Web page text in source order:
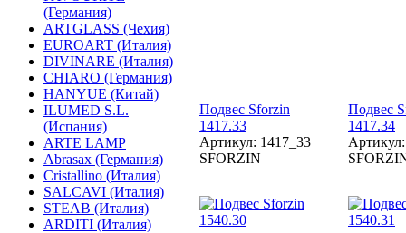
(Германия)
ARTGLASS (Чехия)
EUROART (Италия)
DIVINARE (Италия)
CHIARO (Германия)
HANYUE (Китай)
ILUMED S.L.
(Испания)
ARTE LAMP
Abrasax (Германия)
Cristallino (Италия)
SALCAVI (Италия)
STEAB (Италия)
ARDITI (Италия)
Подвес Sforzin
1417.33
Артикул: 1417_33
SFORZIN
Подвес
1417.34